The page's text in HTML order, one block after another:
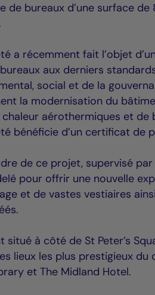
de bureaux d’une surface
a récemment fait l’objet
aux derniers
social et de la
la modernisation du
aérothermiques et
bénéficie d’un certificat de
de ce projet, supervisé
pour offrir une nouvelle
et de vastes vestiaires
situé à côté de St Peter’s
lieux les plus prestigieux
et The Midland Hotel.